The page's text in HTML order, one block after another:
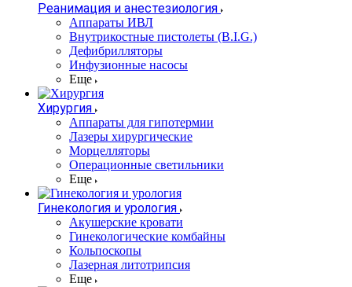
Реанимация и анестезиология
Аппараты ИВЛ
Внутрикостные пистолеты (B.I.G.)
Дефибрилляторы
Инфузионные насосы
Еще
Хирургия
Аппараты для гипотермии
Лазеры хирургические
Морцелляторы
Операционные светильники
Еще
Гинекология и урология
Акушерские кровати
Гинекологические комбайны
Кольпоскопы
Лазерная литотрипсия
Еще